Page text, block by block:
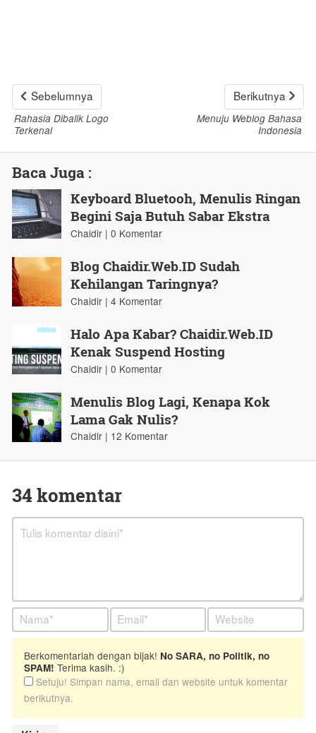
Sebelumnya Berikutnya
Rahasia Dibalik Logo
Terkenal
Menuju Weblog Bahasa
Indonesia
Baca Juga :
Keyboard Bluetooh, Menulis Ringan
Begini Saja Butuh Sabar Ekstra
Chaidir | 0 Komentar
Blog Chaidir.Web.ID Sudah
Kehilangan Taringnya?
Chaidir | 4 Komentar
Halo Apa Kabar? Chaidir.Web.ID
Kenak Suspend Hosting
Chaidir | 0 Komentar
Menulis Blog Lagi, Kenapa Kok
Lama Gak Nulis?
Chaidir | 12 Komentar
34 komentar
Berkomentarlah dengan bijak! No SARA, no Politik, no
SPAM! Terima kasih. :)
Setuju! Simpan nama, email dan website untuk komentar
berikutnya.